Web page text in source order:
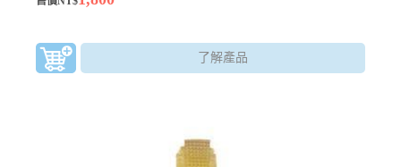
了解產品